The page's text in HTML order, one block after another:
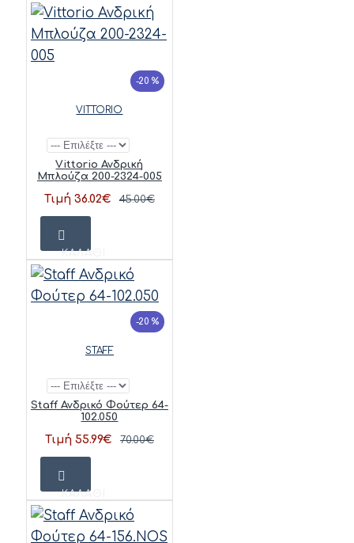
-20 %
VITTORIO
Vittorio Ανδρική
Μπλούζα 200-2324-005
Τιμή 36.02€ 45.00€
ΚΑΛΆΘΙ
-20 %
STAFF
Staff Ανδρικό Φούτερ 64-
102.050
Τιμή 55.99€ 70.00€
ΚΑΛΆΘΙ